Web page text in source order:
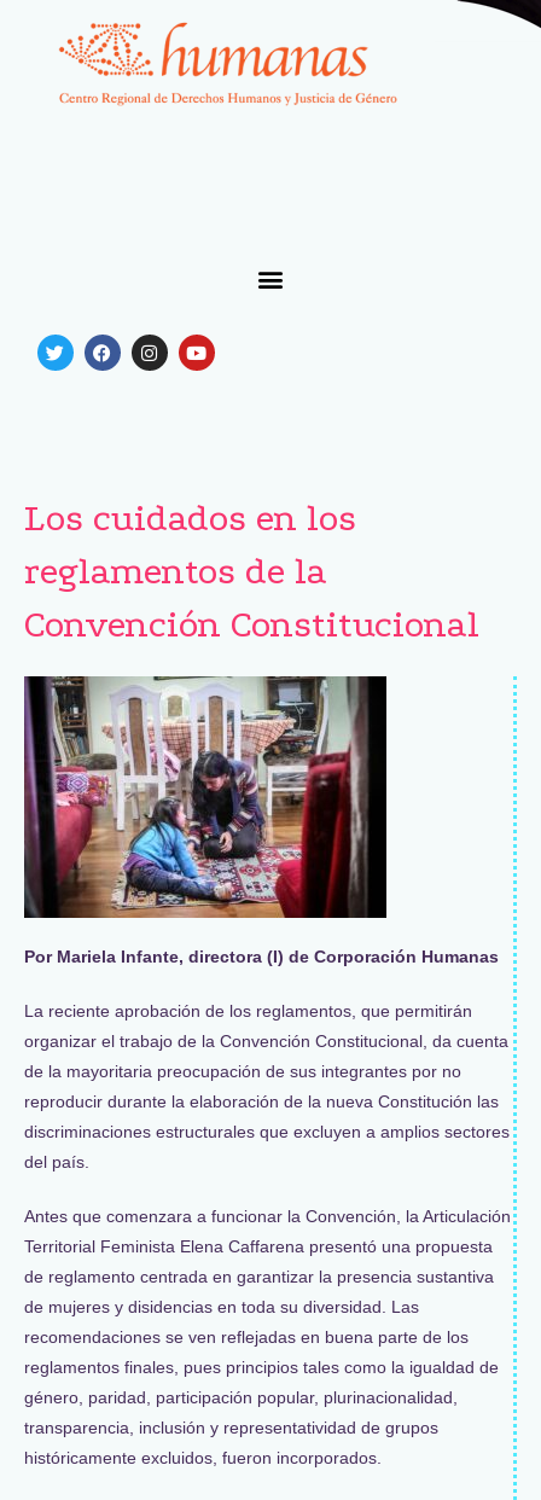
Los cuidados en los
reglamentos de la
Convención Constitucional
Por Mariela Infante, directora (I) de Corporación Humanas
La reciente aprobación de los reglamentos, que permitirán
organizar el trabajo de la Convención Constitucional, da cuenta
de la mayoritaria preocupación de sus integrantes por no
reproducir durante la elaboración de la nueva Constitución las
discriminaciones estructurales que excluyen a amplios sectores
del país.
Antes que comenzara a funcionar la Convención, la Articulación
Territorial Feminista Elena Caffarena presentó una propuesta
de reglamento centrada en garantizar la presencia sustantiva
de mujeres y disidencias en toda su diversidad. Las
recomendaciones se ven reflejadas en buena parte de los
reglamentos finales, pues principios tales como la igualdad de
género, paridad, participación popular, plurinacionalidad,
transparencia, inclusión y representatividad de grupos
históricamente excluidos, fueron incorporados.